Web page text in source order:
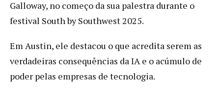
Galloway, no começo da sua palestra durante o
festival South by Southwest 2025.
Em Austin, ele destacou o que acredita serem as
verdadeiras consequências da IA e o acúmulo de
poder pelas empresas de tecnologia.